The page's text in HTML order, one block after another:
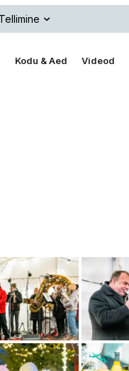
Tellimine
Kodu & Aed Videod